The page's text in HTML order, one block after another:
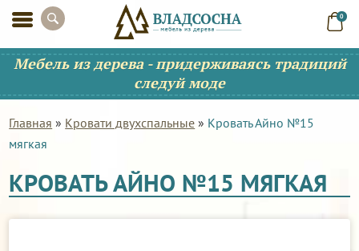
0
Мебель из дерева - придерживаясь традиций
следуй моде
Главная » Кровати двухспальные » Кровать Айно №15
мягкая
КРОВАТЬ АЙНО №15 МЯГКАЯ